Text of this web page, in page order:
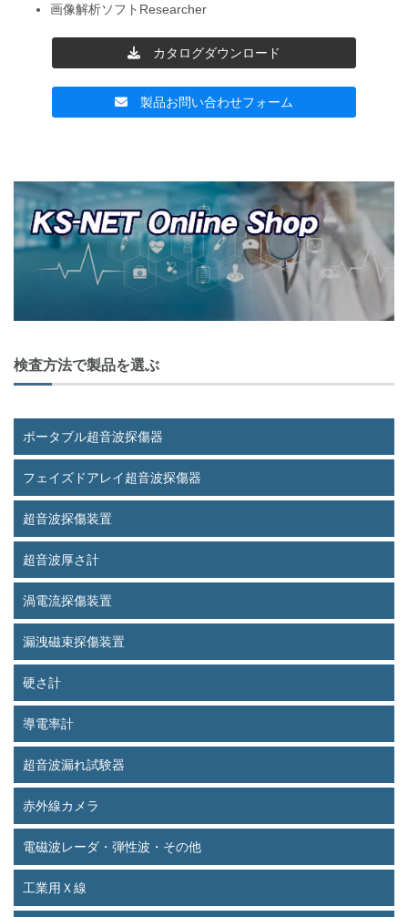
画像解析ソフトResearcher
カタログダウンロード
製品お問い合わせフォーム
稿
ナ
ビ
ョ
ン
検査方法で製品を選ぶ
ポータブル超音波探傷器
フェイズドアレイ超音波探傷器
超音波探傷装置
超音波厚さ計
渦電流探傷装置
漏洩磁束探傷装置
硬さ計
導電率計
超音波漏れ試験器
赤外線カメラ
電磁波レーダ・弾性波・その他
工業用Ｘ線